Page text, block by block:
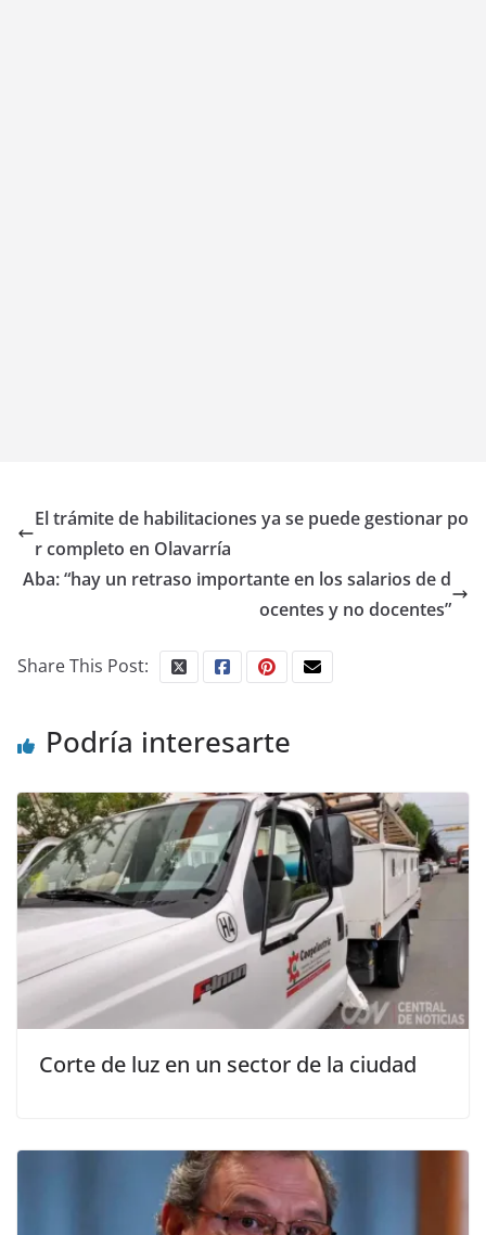
El trámite de habilitaciones ya se puede gestionar po
r completo en Olavarría
Aba: “hay un retraso importante en los salarios de d
ocentes y no docentes”
Share This Post:
Podría interesarte
Corte de luz en un sector de la ciudad